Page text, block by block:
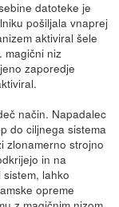
datoteke je
pošiljala vnaprej
aktiviral šele
magični niz
zaporedje
način. Napadalec
do ciljnega sistema
zlonamerno strojno
in na
lahko
opreme